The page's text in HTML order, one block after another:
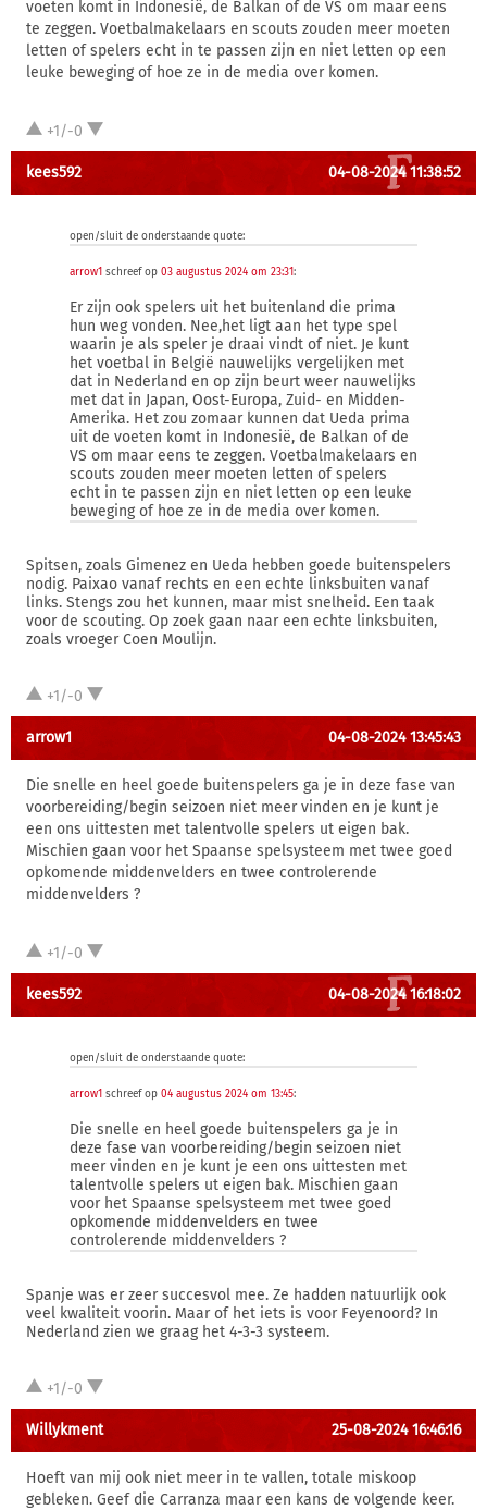
voeten komt in Indonesië, de Balkan of de VS om maar eens
te zeggen. Voetbalmakelaars en scouts zouden meer moeten
letten of spelers echt in te passen zijn en niet letten op een
leuke beweging of hoe ze in de media over komen.
+1/-0
kees592 04-08-2024 11:38:52
open/sluit de onderstaande quote:
arrow1 schreef op 03 augustus 2024 om 23:31:
Er zijn ook spelers uit het buitenland die prima
hun weg vonden. Nee,het ligt aan het type spel
waarin je als speler je draai vindt of niet. Je kunt
het voetbal in België nauwelijks vergelijken met
dat in Nederland en op zijn beurt weer nauwelijks
met dat in Japan, Oost-Europa, Zuid- en Midden-
Amerika. Het zou zomaar kunnen dat Ueda prima
uit de voeten komt in Indonesië, de Balkan of de
VS om maar eens te zeggen. Voetbalmakelaars en
scouts zouden meer moeten letten of spelers
echt in te passen zijn en niet letten op een leuke
beweging of hoe ze in de media over komen.
Spitsen, zoals Gimenez en Ueda hebben goede buitenspelers
nodig. Paixao vanaf rechts en een echte linksbuiten vanaf
links. Stengs zou het kunnen, maar mist snelheid. Een taak
voor de scouting. Op zoek gaan naar een echte linksbuiten,
zoals vroeger Coen Moulijn.
+1/-0
arrow1 04-08-2024 13:45:43
Die snelle en heel goede buitenspelers ga je in deze fase van
voorbereiding/begin seizoen niet meer vinden en je kunt je
een ons uittesten met talentvolle spelers ut eigen bak.
Mischien gaan voor het Spaanse spelsysteem met twee goed
opkomende middenvelders en twee controlerende
middenvelders ?
+1/-0
kees592 04-08-2024 16:18:02
open/sluit de onderstaande quote:
arrow1 schreef op 04 augustus 2024 om 13:45:
Die snelle en heel goede buitenspelers ga je in
deze fase van voorbereiding/begin seizoen niet
meer vinden en je kunt je een ons uittesten met
talentvolle spelers ut eigen bak. Mischien gaan
voor het Spaanse spelsysteem met twee goed
opkomende middenvelders en twee
controlerende middenvelders ?
Spanje was er zeer succesvol mee. Ze hadden natuurlijk ook
veel kwaliteit voorin. Maar of het iets is voor Feyenoord? In
Nederland zien we graag het 4-3-3 systeem.
+1/-0
Willykment 25-08-2024 16:46:16
Hoeft van mij ook niet meer in te vallen, totale miskoop
gebleken. Geef die Carranza maar een kans de volgende keer.